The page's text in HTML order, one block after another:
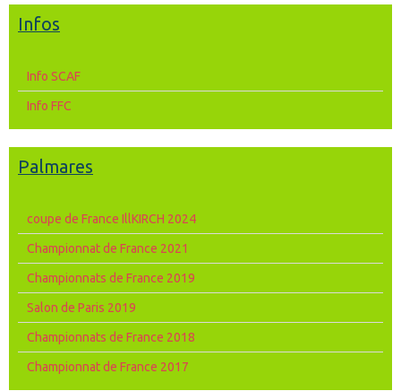
Infos
Info SCAF
Info FFC
Palmares
coupe de France IllKIRCH 2024
Championnat de France 2021
Championnats de France 2019
Salon de Paris 2019
Championnats de France 2018
Championnat de France 2017